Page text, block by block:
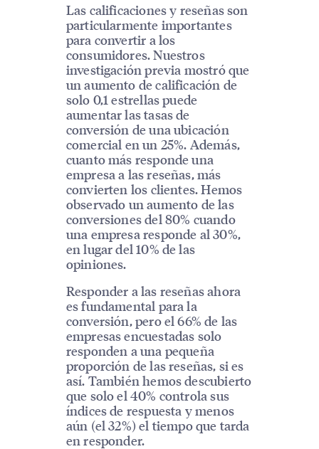
Las calificaciones y reseñas son
particularmente importantes
para convertir a los
consumidores. Nuestros
investigación previa mostró que
un aumento de calificación de
solo 0,1 estrellas puede
aumentar las tasas de
conversión de una ubicación
comercial en un 25%. Además,
cuanto más responde una
empresa a las reseñas, más
convierten los clientes. Hemos
observado un aumento de las
conversiones del 80% cuando
una empresa responde al 30%,
en lugar del 10% de las
opiniones.
Responder a las reseñas ahora
es fundamental para la
conversión, pero el 66% de las
empresas encuestadas solo
responden a una pequeña
proporción de las reseñas, si es
así. También hemos descubierto
que solo el 40% controla sus
índices de respuesta y menos
aún (el 32%) el tiempo que tarda
en responder.